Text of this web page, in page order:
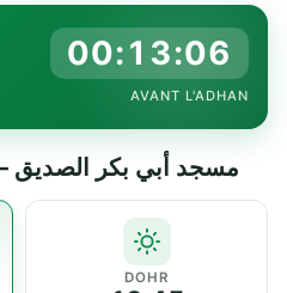
00:13:05
AVANT L'ADHAN
Horaires de prière — مسجد أبي بكر الصديق
DOHR